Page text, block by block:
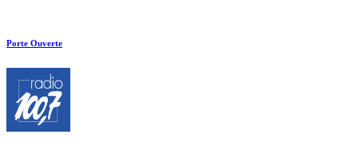
Porte Ouverte